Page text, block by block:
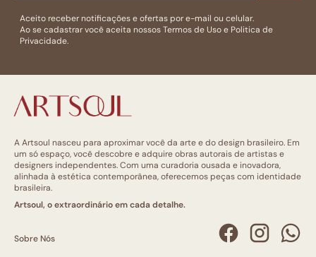
Aceito receber notificações e ofertas por e-mail ou celular.
Ao se cadastrar você aceita nossosTermos de Usoe Politica de
Privacidade.
A Artsoul nasceu para aproximar você da arte e do design brasileiro. Em
um só espaço, você descobre e adquire obras autorais de artistas e
designers independentes. Com uma curadoria ousada e inovadora,
alinhada à estética contemporânea, oferecemos peças com identidade
brasileira.
Artsoul, o extraordinário em cada detalhe.
Sobre Nós